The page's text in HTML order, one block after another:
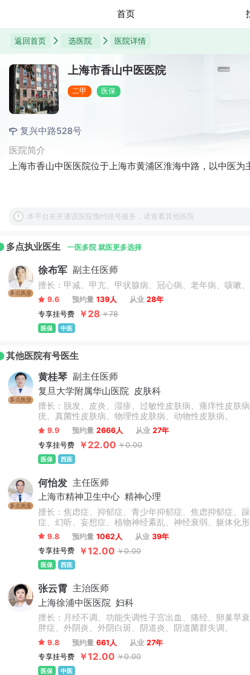
首页
返回首页 选医院 医院详情
上海市香山中医医院
二甲 医保
复兴中路528号
医院简介
上海市香山中医医院位于上海市黄浦区淮海中路，以中医为
本平台未开通该医院预约挂号服务，请查看其他医院
多点执业医生 一医多院 就医更多选择
多点执业
徐布军 副主任医师
擅长：甲减、甲亢、甲状腺病、冠心病、老年病、咳嗽
9.6 预约量 139人 从业 28年
专享挂号费
￥28 ￥78
医保 中医
其他医院有号医生
多点执业
黄桂琴 副主任医师
复旦大学附属华山医院
皮肤科
擅长：脱发、皮炎、湿疹、过敏性皮肤病、瘙痒性皮肤
疣、真菌性皮肤病、物理性皮肤病、动物性皮肤病。
9.9 预约量 2666人 从业 27年
专享挂号费
￥22.00 ￥0.00
医保 西医
多点执业
何怡发 主任医师
上海市精神卫生中心 精神心理
擅长：焦虑症、抑郁症、青少年抑郁症、焦虑抑郁症、
症、幻听、妄想症、植物神经紊乱、神经衰弱、躯体化
疗，尤其擅长抑郁焦虑与精神分裂症的诊治。
9.8 预约量 1062人 从业 39年
专享挂号费
￥12.00 ￥0.00
医保 西医
张云霄 主治医师
上海徐浦中医医院 妇科
擅长：月经不调、功能失调性子宫出血、痛经、卵巢早
胖症、外阴炎、外阴白斑、阴道炎、阴道菌群失调。
9.8 预约量 661人 从业 27年
专享挂号费
￥12.00 ￥0.00
医保 中医